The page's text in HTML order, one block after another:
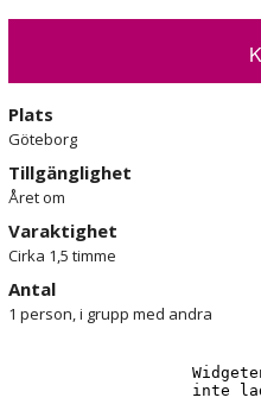
äter choklad och varför vi har en
till dig själv eller för att ge bort
Plats
Göteborg
Tillgänglighet
Året om
Varaktighet
Cirka 1,5 timme
Antal
1 person, i grupp med andra